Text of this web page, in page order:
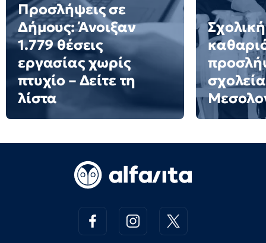
Προσλήψεις σε
Δήμους: Άνοιξαν
1.779 θέσεις
εργασίας χωρίς
πτυχίο – Δείτε τη
λίστα
Σχολική